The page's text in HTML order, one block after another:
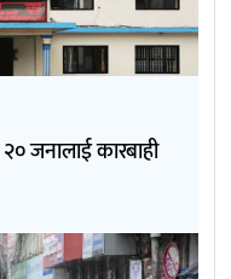
२० जनालाई कारबाही